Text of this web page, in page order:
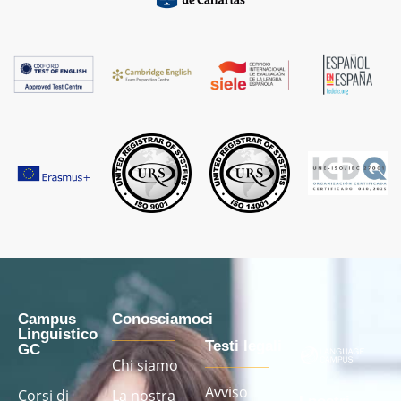
Campus
Linguistico
GC
Corsi di
Conosciamoci
Chi siamo
La nostra
Testi legali
Avviso